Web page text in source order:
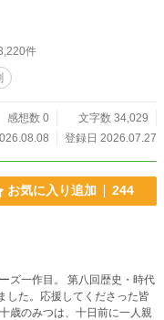
おことわり】 ・
初頭、文化・文政期頃)を舞
代考証は当時の資料や文献、
、間違いのある可能性がご
使われていたと思われる文言
表現としてそぐわない言葉
件
感想数 0
文字数 34,029
登録日 2026.07.27
お気に入り追加 244
した。応援してくださった皆